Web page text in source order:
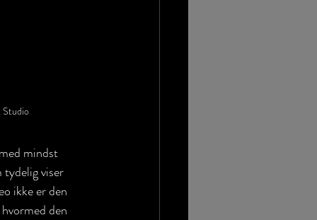
Studio
mindst
viser
ikke er den
den